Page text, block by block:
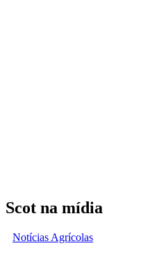
Scot na mídia
Notícias Agrícolas